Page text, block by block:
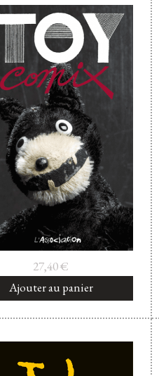
27,40€
Ajouter au panier